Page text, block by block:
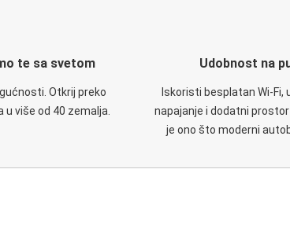
te sa svetom
Otkrij preko
u više od 40 zemalja.
Udobnost na
Iskoristi besplatan Wi-Fi,
napajanje i dodatni
je ono što moderni